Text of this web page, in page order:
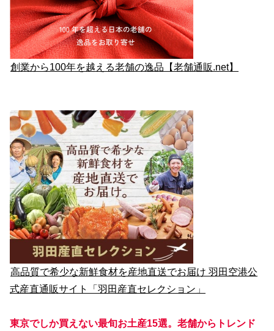
創業から100年を越える老舗の逸品【老舗通販.net】
高品質で希少な新鮮食材を産地直送でお届け 羽田空港公
式産直通販サイト「羽田産直セレクション」
東京でしか買えない最旬お土産15選。老舗からトレンド